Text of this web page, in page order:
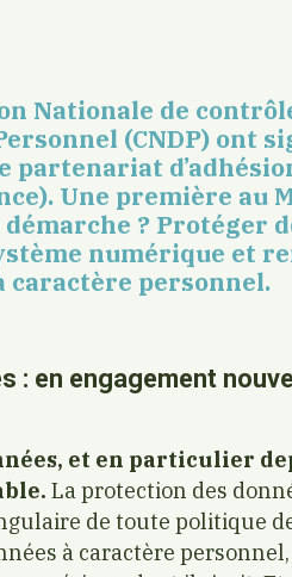
Nationale de
(CNDP) ont
partenariat
Une première au
? Protéger
numérique et
caractère personnel.
: en engagement
et en particulier
La protection des
de toute politique
à caractère personnel,